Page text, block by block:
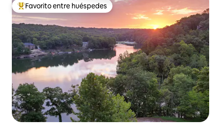
Favorito entre huéspedes preferido
Favorito entre huéspedes